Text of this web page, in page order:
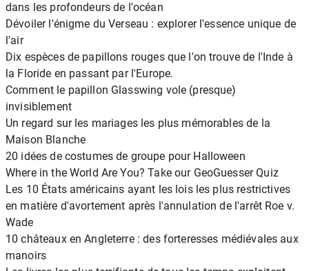
dans les profondeurs de l'océan
Dévoiler l'énigme du Verseau : explorer l'essence unique de
l'air
Dix espèces de papillons rouges que l'on trouve de l'Inde à
la Floride en passant par l'Europe.
Comment le papillon Glasswing vole (presque)
invisiblement
Un regard sur les mariages les plus mémorables de la
Maison Blanche
20 idées de costumes de groupe pour Halloween
Where in the World Are You? Take our GeoGuesser Quiz
Les 10 États américains ayant les lois les plus restrictives
en matière d'avortement après l'annulation de l'arrêt Roe v.
Wade
10 châteaux en Angleterre : des forteresses médiévales aux
manoirs